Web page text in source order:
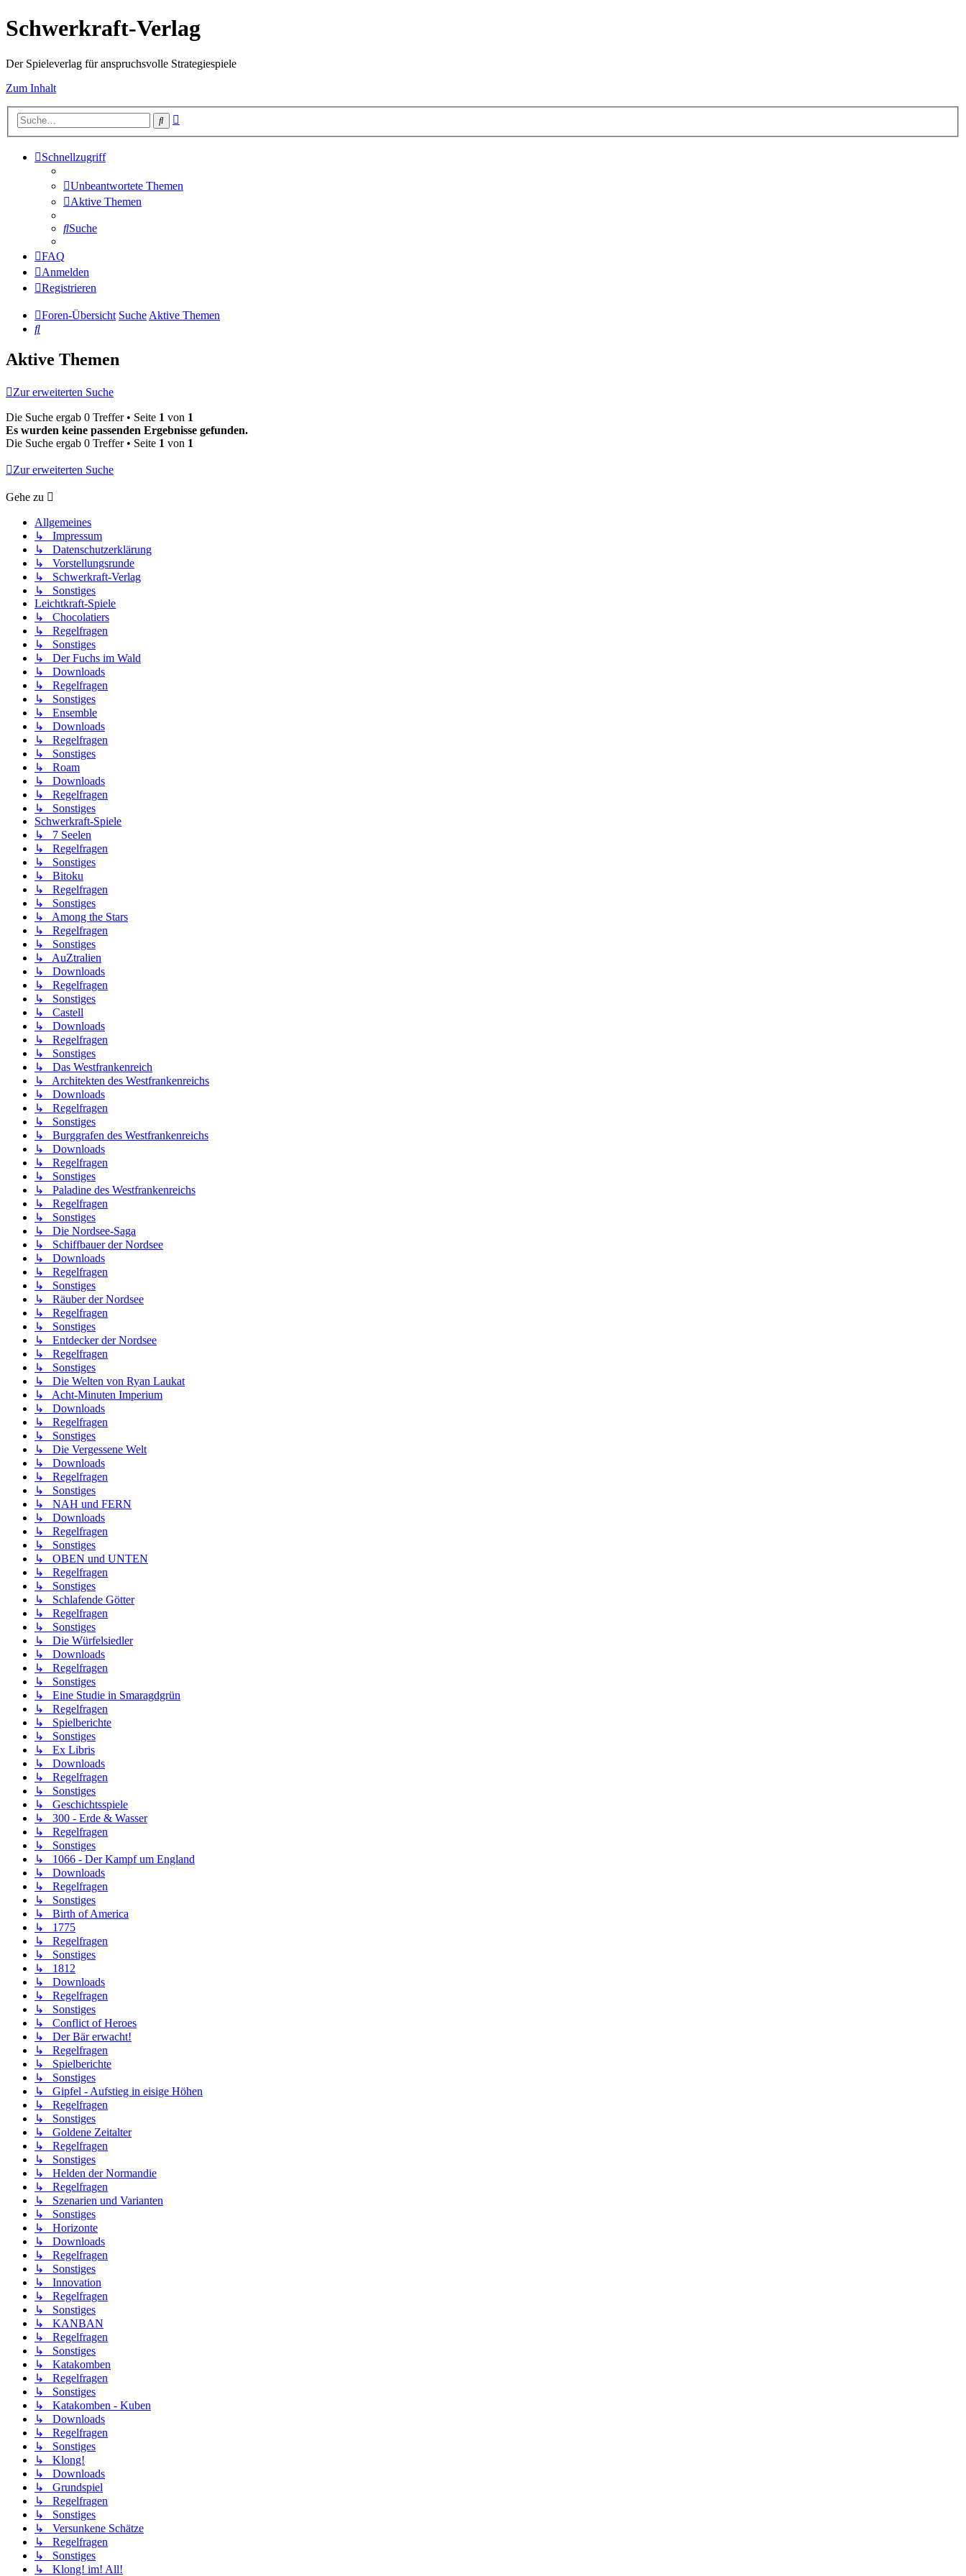
Schwerkraft-Verlag
Der Spieleverlag für anspruchsvolle Strategiespiele
Zum Inhalt
Suche
Schnellzugriff
Unbeantwortete Themen
Aktive Themen
Suche
FAQ
Anmelden
Registrieren
Foren-Übersicht SucheAktive Themen
Suche
Aktive Themen
Zur erweiterten Suche
Die Suche ergab 0 Treffer • Seite 1 von 1
Es wurden keine passenden Ergebnisse gefunden.
Die Suche ergab 0 Treffer • Seite 1 von 1
Zur erweiterten Suche
Gehe zu
Allgemeines
↳ Impressum
↳ Datenschutzerklärung
↳ Vorstellungsrunde
↳ Schwerkraft-Verlag
↳ Sonstiges
Leichtkraft-Spiele
↳ Chocolatiers
↳ Regelfragen
↳ Sonstiges
↳ Der Fuchs im Wald
↳ Downloads
↳ Regelfragen
↳ Sonstiges
↳ Ensemble
↳ Downloads
↳ Regelfragen
↳ Sonstiges
↳ Roam
↳ Downloads
↳ Regelfragen
↳ Sonstiges
Schwerkraft-Spiele
↳ 7 Seelen
↳ Regelfragen
↳ Sonstiges
↳ Bitoku
↳ Regelfragen
↳ Sonstiges
↳ Among the Stars
↳ Regelfragen
↳ Sonstiges
↳ AuZtralien
↳ Downloads
↳ Regelfragen
↳ Sonstiges
↳ Castell
↳ Downloads
↳ Regelfragen
↳ Sonstiges
↳ Das Westfrankenreich
↳ Architekten des Westfrankenreichs
↳ Downloads
↳ Regelfragen
↳ Sonstiges
↳ Burggrafen des Westfrankenreichs
↳ Downloads
↳ Regelfragen
↳ Sonstiges
↳ Paladine des Westfrankenreichs
↳ Regelfragen
↳ Sonstiges
↳ Die Nordsee-Saga
↳ Schiffbauer der Nordsee
↳ Downloads
↳ Regelfragen
↳ Sonstiges
↳ Räuber der Nordsee
↳ Regelfragen
↳ Sonstiges
↳ Entdecker der Nordsee
↳ Regelfragen
↳ Sonstiges
↳ Die Welten von Ryan Laukat
↳ Acht-Minuten Imperium
↳ Downloads
↳ Regelfragen
↳ Sonstiges
↳ Die Vergessene Welt
↳ Downloads
↳ Regelfragen
↳ Sonstiges
↳ NAH und FERN
↳ Downloads
↳ Regelfragen
↳ Sonstiges
↳ OBEN und UNTEN
↳ Regelfragen
↳ Sonstiges
↳ Schlafende Götter
↳ Regelfragen
↳ Sonstiges
↳ Die Würfelsiedler
↳ Downloads
↳ Regelfragen
↳ Sonstiges
↳ Eine Studie in Smaragdgrün
↳ Regelfragen
↳ Spielberichte
↳ Sonstiges
↳ Ex Libris
↳ Downloads
↳ Regelfragen
↳ Sonstiges
↳ Geschichtsspiele
↳ 300 - Erde & Wasser
↳ Regelfragen
↳ Sonstiges
↳ 1066 - Der Kampf um England
↳ Downloads
↳ Regelfragen
↳ Sonstiges
↳ Birth of America
↳ 1775
↳ Regelfragen
↳ Sonstiges
↳ 1812
↳ Downloads
↳ Regelfragen
↳ Sonstiges
↳ Conflict of Heroes
↳ Der Bär erwacht!
↳ Regelfragen
↳ Spielberichte
↳ Sonstiges
↳ Gipfel - Aufstieg in eisige Höhen
↳ Regelfragen
↳ Sonstiges
↳ Goldene Zeitalter
↳ Regelfragen
↳ Sonstiges
↳ Helden der Normandie
↳ Regelfragen
↳ Szenarien und Varianten
↳ Sonstiges
↳ Horizonte
↳ Downloads
↳ Regelfragen
↳ Sonstiges
↳ Innovation
↳ Regelfragen
↳ Sonstiges
↳ KANBAN
↳ Regelfragen
↳ Sonstiges
↳ Katakomben
↳ Regelfragen
↳ Sonstiges
↳ Katakomben - Kuben
↳ Downloads
↳ Regelfragen
↳ Sonstiges
↳ Klong!
↳ Downloads
↳ Grundspiel
↳ Regelfragen
↳ Sonstiges
↳ Versunkene Schätze
↳ Regelfragen
↳ Sonstiges
↳ Klong! im! All!